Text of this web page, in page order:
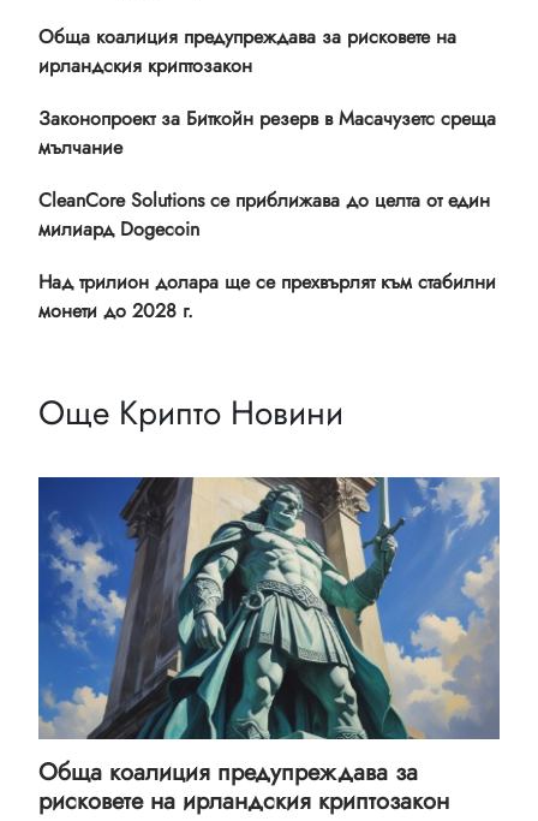
Обща коалиция предупреждава за рисковете на
ирландския криптозакон
Законопроект за Биткойн резерв в Масачузетс среща
мълчание
CleanCore Solutions се приближава до целта от един
милиард Dogecoin
Над трилион долара ще се прехвърлят към стабилни
монети до 2028 г.
Още Крипто Новини
Обща коалиция предупреждава за
рисковете на ирландския криптозакон